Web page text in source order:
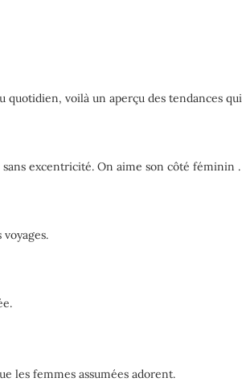
quotidien, voilà un aperçu des tendances
excentricité. On aime son côté féminin .
les femmes assumées adorent.